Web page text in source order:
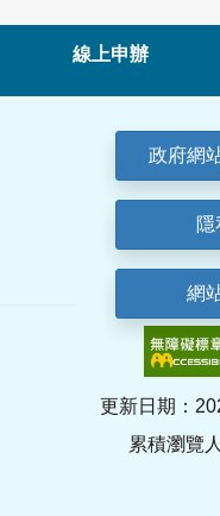
線上申辦
政府網
網
更新日期：
累積瀏覽